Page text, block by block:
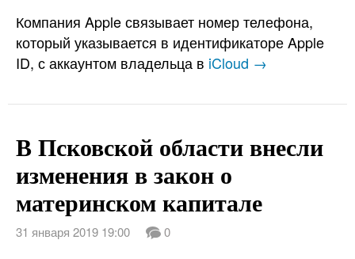
Компания Apple связывает номер телефона,
который указывается в идентификаторе Apple
ID, с аккаунтом владельца в iCloud →
В Псковской области внесли
изменения в закон о
материнском капитале
31 января 2019 19:00 0